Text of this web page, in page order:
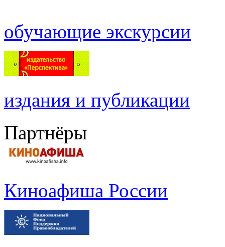
обучающие экскурсии
издания и публикации
Партнёры
Киноафиша России